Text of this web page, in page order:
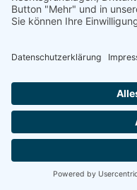
Ihrem Experten für
Herrenberg, speziell für
Full-Service-Ansatz
bis zur finalen
100%